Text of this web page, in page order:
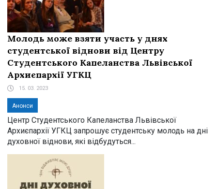
Молодь може взяти участь у днях
студентської віднови від Центру
Студентського Капеланства Львівської
Архиєпархії УГКЦ
15. 03. 2023
Анонси
Центр Студентського Капеланства Львівської
Архиєпархії УГКЦ запрошує студентську молодь на дні
духовної віднови, які відбудуться...